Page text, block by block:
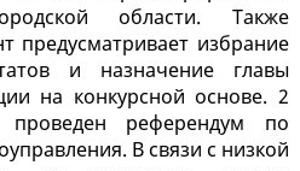
области. Также
предусматривает избрание
и назначение главы
на конкурсной основе. 2
референдум по
В связи с низкой